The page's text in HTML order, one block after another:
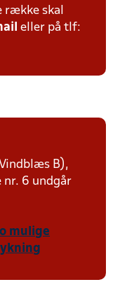
række skal
eller på tlf:
B),
nr. 6 undgår
mulige